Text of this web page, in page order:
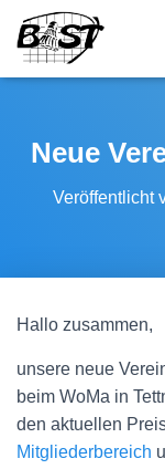
Neue
Veröffentlicht
Hallo zusammen,
unsere neue
beim WoMa in
den aktuellen
Mitgliederbereich